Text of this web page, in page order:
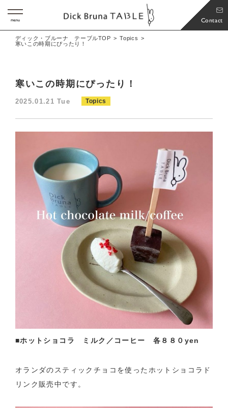
Contact
menu
ディック・ブルーナ テーブルTOP
Topics
寒いこの時期にぴったり！
寒いこの時期にぴったり！
2025.01.21 Tue Topics
■ホットショコラ ミルク／コーヒー 各８８０yen
オランダのスティックチョコを使ったホットショコラド
リンク販売中です。